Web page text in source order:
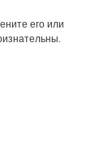
его или